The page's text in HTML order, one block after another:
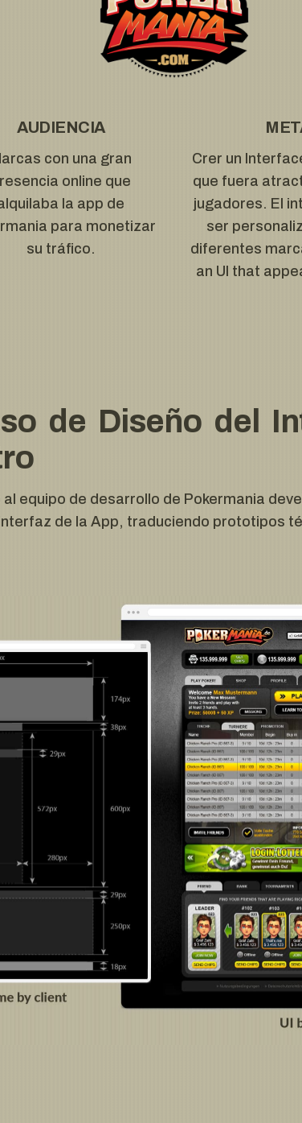
AUDIENCIA
con una gran
online que
la app de
para monetizar
su tráfico.
Crer un
que fuera
jugadores. El
ser
diferentes
an UI that
de Diseño del
equipo de desarrollo de Pokermania
de la App, traduciendo prototipos